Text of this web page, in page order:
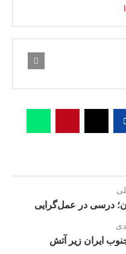
درسی در عمل‌گرایی
ایران زیر آتش